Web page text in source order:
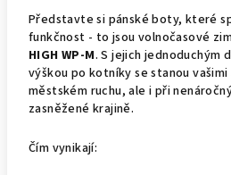
Představte si pánské boty, které
funkčnost - to jsou volnočasové
HIGH WP-M. S jejich jednoduchým
výškou po kotníky se stanou
městském ruchu, ale i při
zasněžené krajině.
Čím vynikají: